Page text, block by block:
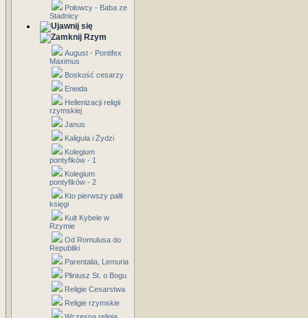
Połowcy - Baba ze
Stadnicy
Rzym
August - Pontifex
Maximus
Boskość cesarzy
Eneida
Hellenizacji religii
rzymskiej
Janus
Kaligula i Żydzi
Kolegium
pontyfików - 1
Kolegium
pontyfików - 2
Kto pierwszy palił
księgi
Kult Kybele w
Rzymie
Od Romulusa do
Republiki
Parentalia, Lemuria
Pliniusz St. o Bogu
Religie Cesarstwa
Religie rzymskie